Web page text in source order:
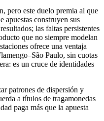
pero este duelo premia al que
apuestas construyen sus
las faltas persistentes
que no siempre modelan
ofrece una ventaja
Paulo, sin cuotas
es un cruce de identidades
patrones de dispersión y
a títulos de tragamonedas
paga más que la apuesta